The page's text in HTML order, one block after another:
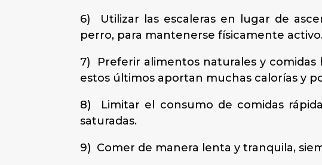
6) Utilizar las escaleras en lugar de
perro, para mantenerse físicamente
7) Preferir alimentos naturales y comidas
estos últimos aportan muchas calorías y
8) Limitar el consumo de comidas
saturadas.
9) Comer de manera lenta y tranquila,